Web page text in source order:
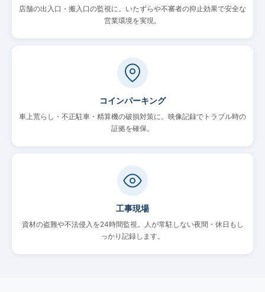
店舗の出入口・搬入口の監視に。いたずらや不審者の抑止効果で安全な
営業環境を実現。
コインパーキング
車上荒らし・不正駐車・精算機の破損対策に。映像記録でトラブル時の
証拠を確保。
工事現場
資材の盗難や不法侵入を24時間監視。人が常駐しない夜間・休日もし
っかり記録します。